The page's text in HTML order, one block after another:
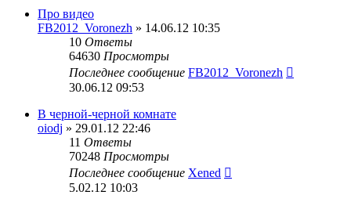
Про видео
FB2012_Voronezh » 14.06.12 10:35
10 Ответы
64630 Просмотры
Последнее сообщение FB2012_Voronezh
30.06.12 09:53
В черной-черной комнате
oiodj » 29.01.12 22:46
11 Ответы
70248 Просмотры
Последнее сообщение Xened
5.02.12 10:03